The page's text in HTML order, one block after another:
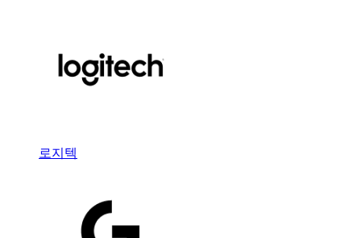
로지텍